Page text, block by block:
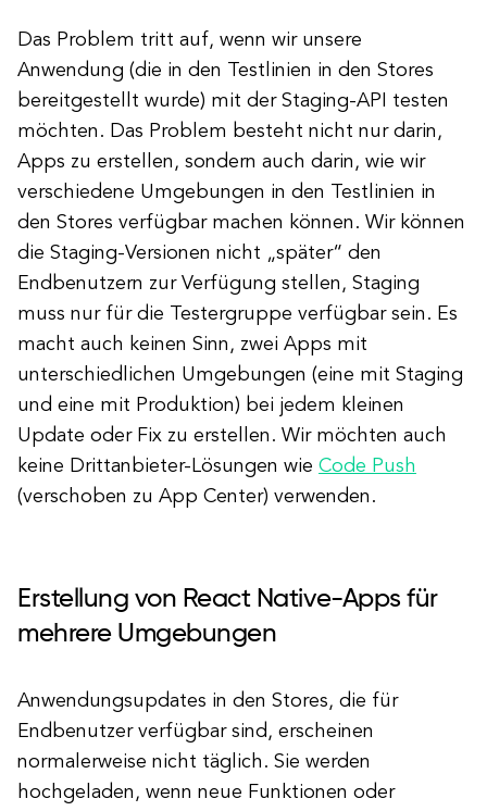
Das Problem tritt auf, wenn wir unsere
Anwendung (die in den Testlinien in den Stores
bereitgestellt wurde) mit der Staging-API testen
möchten. Das Problem besteht nicht nur darin,
Apps zu erstellen, sondern auch darin, wie wir
verschiedene Umgebungen in den Testlinien in
den Stores verfügbar machen können. Wir können
die Staging-Versionen nicht „später“ den
Endbenutzern zur Verfügung stellen, Staging
muss nur für die Testergruppe verfügbar sein. Es
macht auch keinen Sinn, zwei Apps mit
unterschiedlichen Umgebungen (eine mit Staging
und eine mit Produktion) bei jedem kleinen
Update oder Fix zu erstellen. Wir möchten auch
keine Drittanbieter-Lösungen wie Code Push
(verschoben zu App Center) verwenden.
Erstellung von React Native-Apps für
mehrere Umgebungen
Anwendungsupdates in den Stores, die für
Endbenutzer verfügbar sind, erscheinen
normalerweise nicht täglich. Sie werden
hochgeladen, wenn neue Funktionen oder